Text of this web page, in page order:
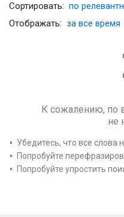
Сортировать: по
Отображать: за все время
К сожалению, по
не
Убедитесь, что все слова
Попробуйте
Попробуйте упростить